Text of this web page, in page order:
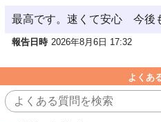
最高です。速くて安心 今後
報告日時 2026年8月6日 17:32
よくあ